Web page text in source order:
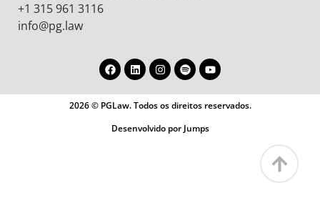
+1 315 961 3116
info@pg.law
2026 © PGLaw. Todos os direitos reservados.
Desenvolvido por Jumps